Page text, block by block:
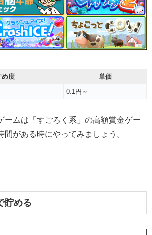
め度
単価
0.1円～
ームは「すごろく系」の高額賞金ゲー
間がある時にやってみましょう。
貯める